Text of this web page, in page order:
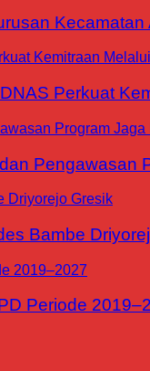
Perkuat
Pengawasan
Bambe
Periode